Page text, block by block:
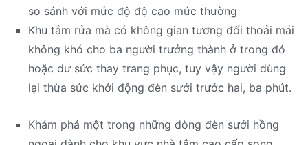
so sánh với mức độ độ cao mức thường
Khu tắm rửa mà có không gian tương đối thoải mái
không khó cho ba người trưởng thành ở trong đó
hoặc dư sức thay trang phục, tuy vậy người dùng
lại thừa sức khởi động đèn sưởi trước hai, ba phút.
Khám phá một trong những dòng đèn sưởi hồng